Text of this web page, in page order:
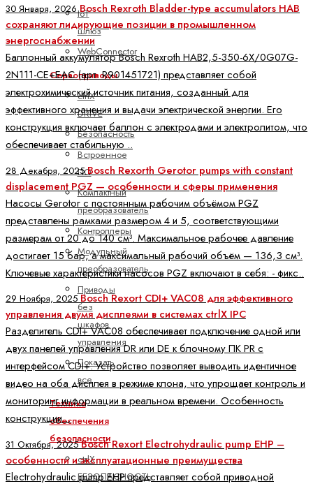
IoT
шлюз
WebConnector
Сервоприводы
ctrlX
DRIVE
Безопасность
Встроенное
ПО
Компактный
преобразователь
Контроллеры
Модульный
преобразователь
Приводы
без
шкафов
управления
Показать
все
Техника
обеспечения
безопасности
ctrlX
БЕЗОПАСНОСТЬ
30 Января, 2026Bosch Rexroth Bladder-type accumulators HAB
сохраняют лидирующие позиции в промышленном
энергоснабжении
Баллонный аккумулятор Bosch Rexroth HAB2,5-350-6X/0G07G-
2N111-CE+EAC (арт. R901451721) представляет собой
электрохимический источник питания, созданный для
эффективного хранения и выдачи электрической энергии. Его
конструкция включает баллон с электродами и электролитом, что
обеспечивает стабильную ..
28 Декабря, 2025Bosch Rexorth Gerotor pumps with constant
displacement PGZ — особенности и сферы применения
Насосы Gerotor с постоянным рабочим объёмом PGZ
представлены рамками размером 4 и 5, соответствующими
размерам от 20 до 140 см³. Максимальное рабочее давление
достигает 15 бар, а максимальный рабочий объём — 136,3 см³.
Ключевые характеристики насосов PGZ включают в себя: - фикс..
29 Ноября, 2025 Bosch Rexort CDI+ VAC08 для эффективного
управления двумя дисплеями в системах ctrlX IPC
Разделитель CDI+ VAC08 обеспечивает подключение одной или
двух панелей управления DR или DE к блочному ПК PR с
интерфейсом CDI+. Устройство позволяет выводить идентичное
видео на оба дисплея в режиме клона, что упрощает контроль и
мониторинг информации в реальном времени. Особенность
конструкции ..
31 Октября, 2025Bosch Rexort Electrohydraulic pump EHP –
особенности и эксплуатационные преимущества
Electrohydraulic pump EHP представляет собой приводной